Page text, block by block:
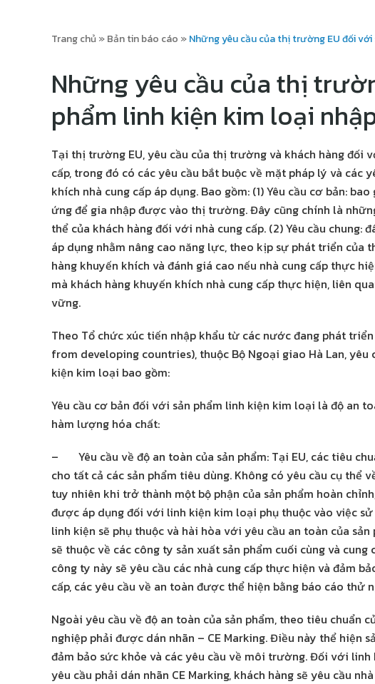
Trang chủ»Bản tin báo cáo »Những yêu cầu của thị trường EU đối
Những yêu cầu của thị
phẩm linh kiện kim loại
Tại thị trường EU, yêu cầu của thị trường và khách hàng đối
cấp, trong đó có các yêu cầu bắt buộc về mặt pháp lý và các
khích nhà cung cấp áp dụng. Bao gồm: (1) Yêu cầu cơ bản:
ứng để gia nhập được vào thị trường. Đây cũng chính là
thể của khách hàng đối với nhà cung cấp. (2) Yêu cầu chung:
áp dụng nhằm nâng cao năng lực, theo kịp sự phát triển của
hàng khuyến khích và đánh giá cao nếu nhà cung cấp thực
mà khách hàng khuyến khích nhà cung cấp thực hiện, liên
vững.
Theo Tổ chức xúc tiến nhập khẩu từ các nước đang phát
from developing countries), thuộc Bộ Ngoại giao Hà Lan,
kiện kim loại bao gồm:
Yêu cầu cơ bản đối với sản phẩm linh kiện kim loại là độ an
hàm lượng hóa chất:
– Yêu cầu về độ an toàn của sản phẩm: Tại EU, các tiêu
cho tất cả các sản phẩm tiêu dùng. Không có yêu cầu cụ thể
tuy nhiên khi trở thành một bộ phận của sản phẩm hoàn
được áp dụng đối với linh kiện kim loại phụ thuộc vào việc
linh kiện sẽ phụ thuộc và hài hòa với yêu cầu an toàn của
sẽ thuộc về các công ty sản xuất sản phẩm cuối cùng và
công ty này sẽ yêu cầu các nhà cung cấp thực hiện và đảm
cấp, các yêu cầu về an toàn được thể hiện bằng báo cáo thử
Ngoài yêu cầu về độ an toàn của sản phẩm, theo tiêu chuẩn
nghiệp phải được dán nhãn – CE Marking. Điều này thể hiện
đảm bảo sức khỏe và các yêu cầu về môi trường. Đối với
yêu cầu phải dán nhãn CE Marking, khách hàng sẽ yêu cầu